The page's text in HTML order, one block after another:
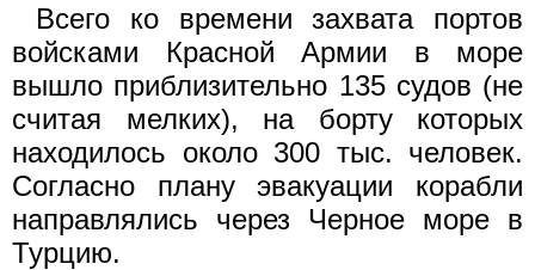
Всего ко времени захвата портов
войсками Красной Армии в море
вышло приблизительно 135 судов (не
считая мелких), на борту которых
находилось около 300 тыс. человек.
Согласно плану эвакуации корабли
направлялись через Черное море в
Турцию.